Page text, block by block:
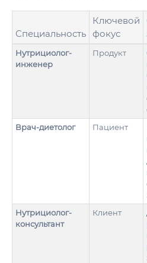
Специальность
Ключевой
фокус
Нутрициолог-
инженер
Продукт
Врач-диетолог Пациент
Нутрициолог-
консультант
Клиент